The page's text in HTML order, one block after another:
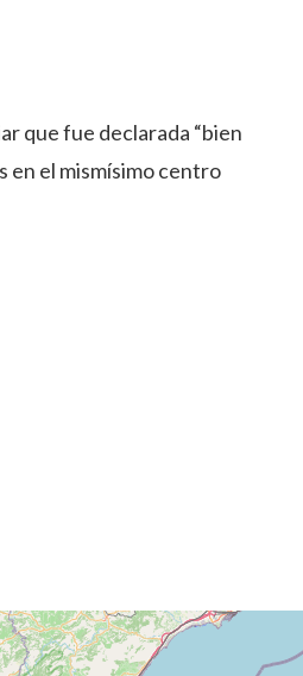
que fue declarada “bien
en el mismísimo centro